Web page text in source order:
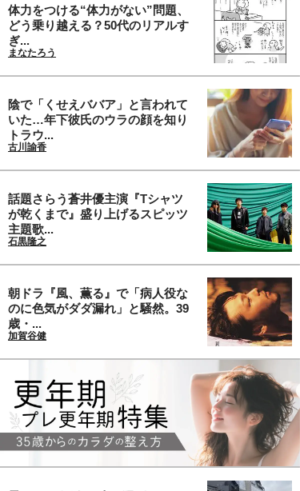
体力をつける“体力がない”問題、
どう乗り越える？50代のリアルす
ぎ...
まなたろう
陰で「くせえババア」と言われて
いた…年下彼氏のウラの顔を知り
トラウ...
古川諭香
話題さらう蒼井優主演『Tシャツ
が乾くまで』盛り上げるスピッツ
主題歌...
石黒隆之
朝ドラ『風、薫る』で「病人役な
のに色気がダダ漏れ」と騒然。39
歳・...
加賀谷健